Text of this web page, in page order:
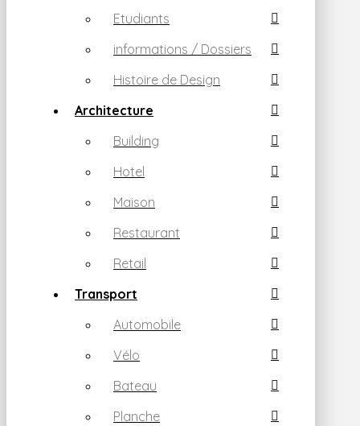
Etudiants
informations / Dossiers
Histoire de Design
Architecture
Building
Hotel
Maison
Restaurant
Retail
Transport
Automobile
Vélo
Bateau
Planche